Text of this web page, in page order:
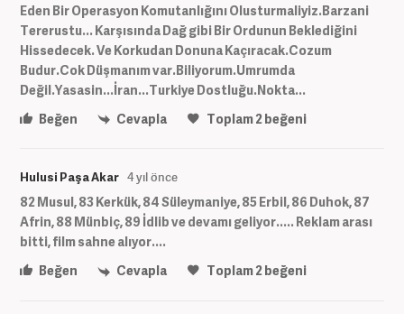
Eden Bir Operasyon Komutanlığını Olusturmaliyiz.Barzani
Tererustu... Karşısında Dağ gibi Bir Ordunun Beklediğini
Hissedecek. Ve Korkudan Donuna Kaçıracak.Cozum
Budur.Cok Düşmanım var.Biliyorum.Umrumda
Değil.Yasasin...İran...Turkiye Dostluğu.Nokta...
Beğen
Cevapla Toplam2beğeni
Hulusi Paşa Akar 4 yıl önce
82 Musul, 83 Kerkük, 84 Süleymaniye, 85 Erbil, 86 Duhok, 87
Afrin, 88 Münbiç, 89 İdlib ve devamı geliyor..... Reklam arası
bitti, film sahne alıyor....
Beğen
Cevapla Toplam2beğeni